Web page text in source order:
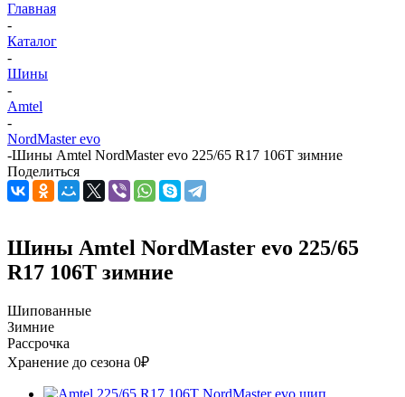
Главная
-
Каталог
-
Шины
-
Amtel
-
NordMaster evo
-Шины Amtel NordMaster evo 225/65 R17 106T зимние
Поделиться
Шины Amtel NordMaster evo 225/65
R17 106T зимние
Шипованные
Зимние
Рассрочка
Хранение до сезона 0₽